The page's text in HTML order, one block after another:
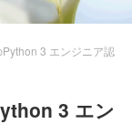
3 エンジニア認
3 エン